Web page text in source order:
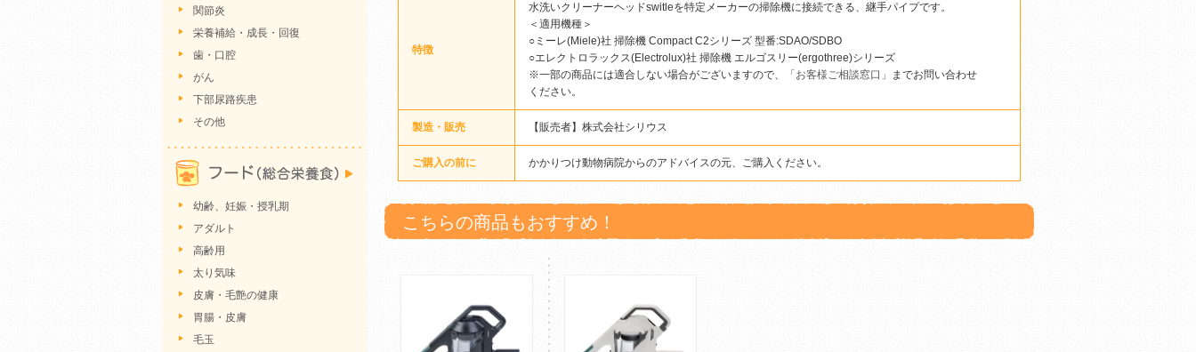
特徴
水洗いクリーナーヘッドswitleを特定メーカーの掃除機に接続できる、継手パイプです。
＜適用機種＞
○ミーレ(Miele)社 掃除機 Compact C2シリーズ 型番:SDAO/SDBO
○エレクトロラックス(Electrolux)社 掃除機 エルゴスリー(ergothree)シリーズ
※一部の商品には適合しない場合がございますので、
「お客様ご相談窓口」
までお問い合わせ
ください。
製造・販売 【販売者】株式会社シリウス
ご購入の前に かかりつけ動物病院からのアドバイスの元、ご購入ください。
こちらの商品もおすすめ！
関節炎
栄養補給・成長・回復
歯・口腔
がん
下部尿路疾患
その他
幼齢、妊娠・授乳期
アダルト
高齢用
太り気味
皮膚・毛艶の健康
胃腸・皮膚
毛玉